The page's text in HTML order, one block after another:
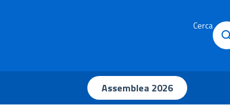
Cerca
Assemblea 2026